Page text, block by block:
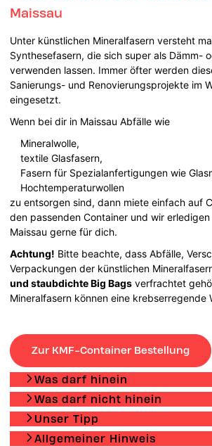
Maissau
Unter künstlichen Mineralfasern versteht
Synthesefasern, die sich super als Dämm-
verwenden lassen. Immer öfter werden
Sanierungs- und Renovierungsprojekte im
eingesetzt.
Wenn bei dir in Maissau Abfälle wie
Mineralwolle,
textile Glasfasern,
Fasern für Spezialanfertigungen wie
Hochtemperaturwollen
zu entsorgen sind, dann miete einfach auf
den passenden Container und wir
Maissau gerne für dich.
Achtung! Bitte beachte, dass Abfälle,
Verpackungen der künstlichen
und staubdichte Big Bags verfrachtet
Mineralfasern können eine krebserregende
Zur KMF-Container Bestellung
Was darf hinein
Was darf nicht hinein
Unser Tipp
Allgemeiner Hinweis